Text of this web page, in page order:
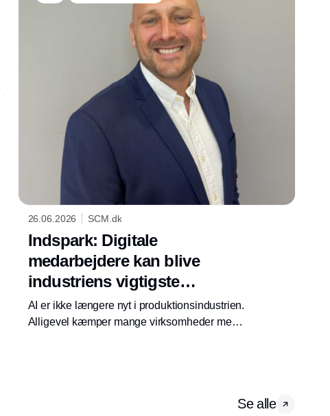
26.06.2026 SCM.dk
Indspark: Digitale
medarbejdere kan blive
industriens vigtigste
bindeled
AI er ikke længere nyt i produktionsindustrien.
Alligevel kæmper mange virksomheder med
Se alle